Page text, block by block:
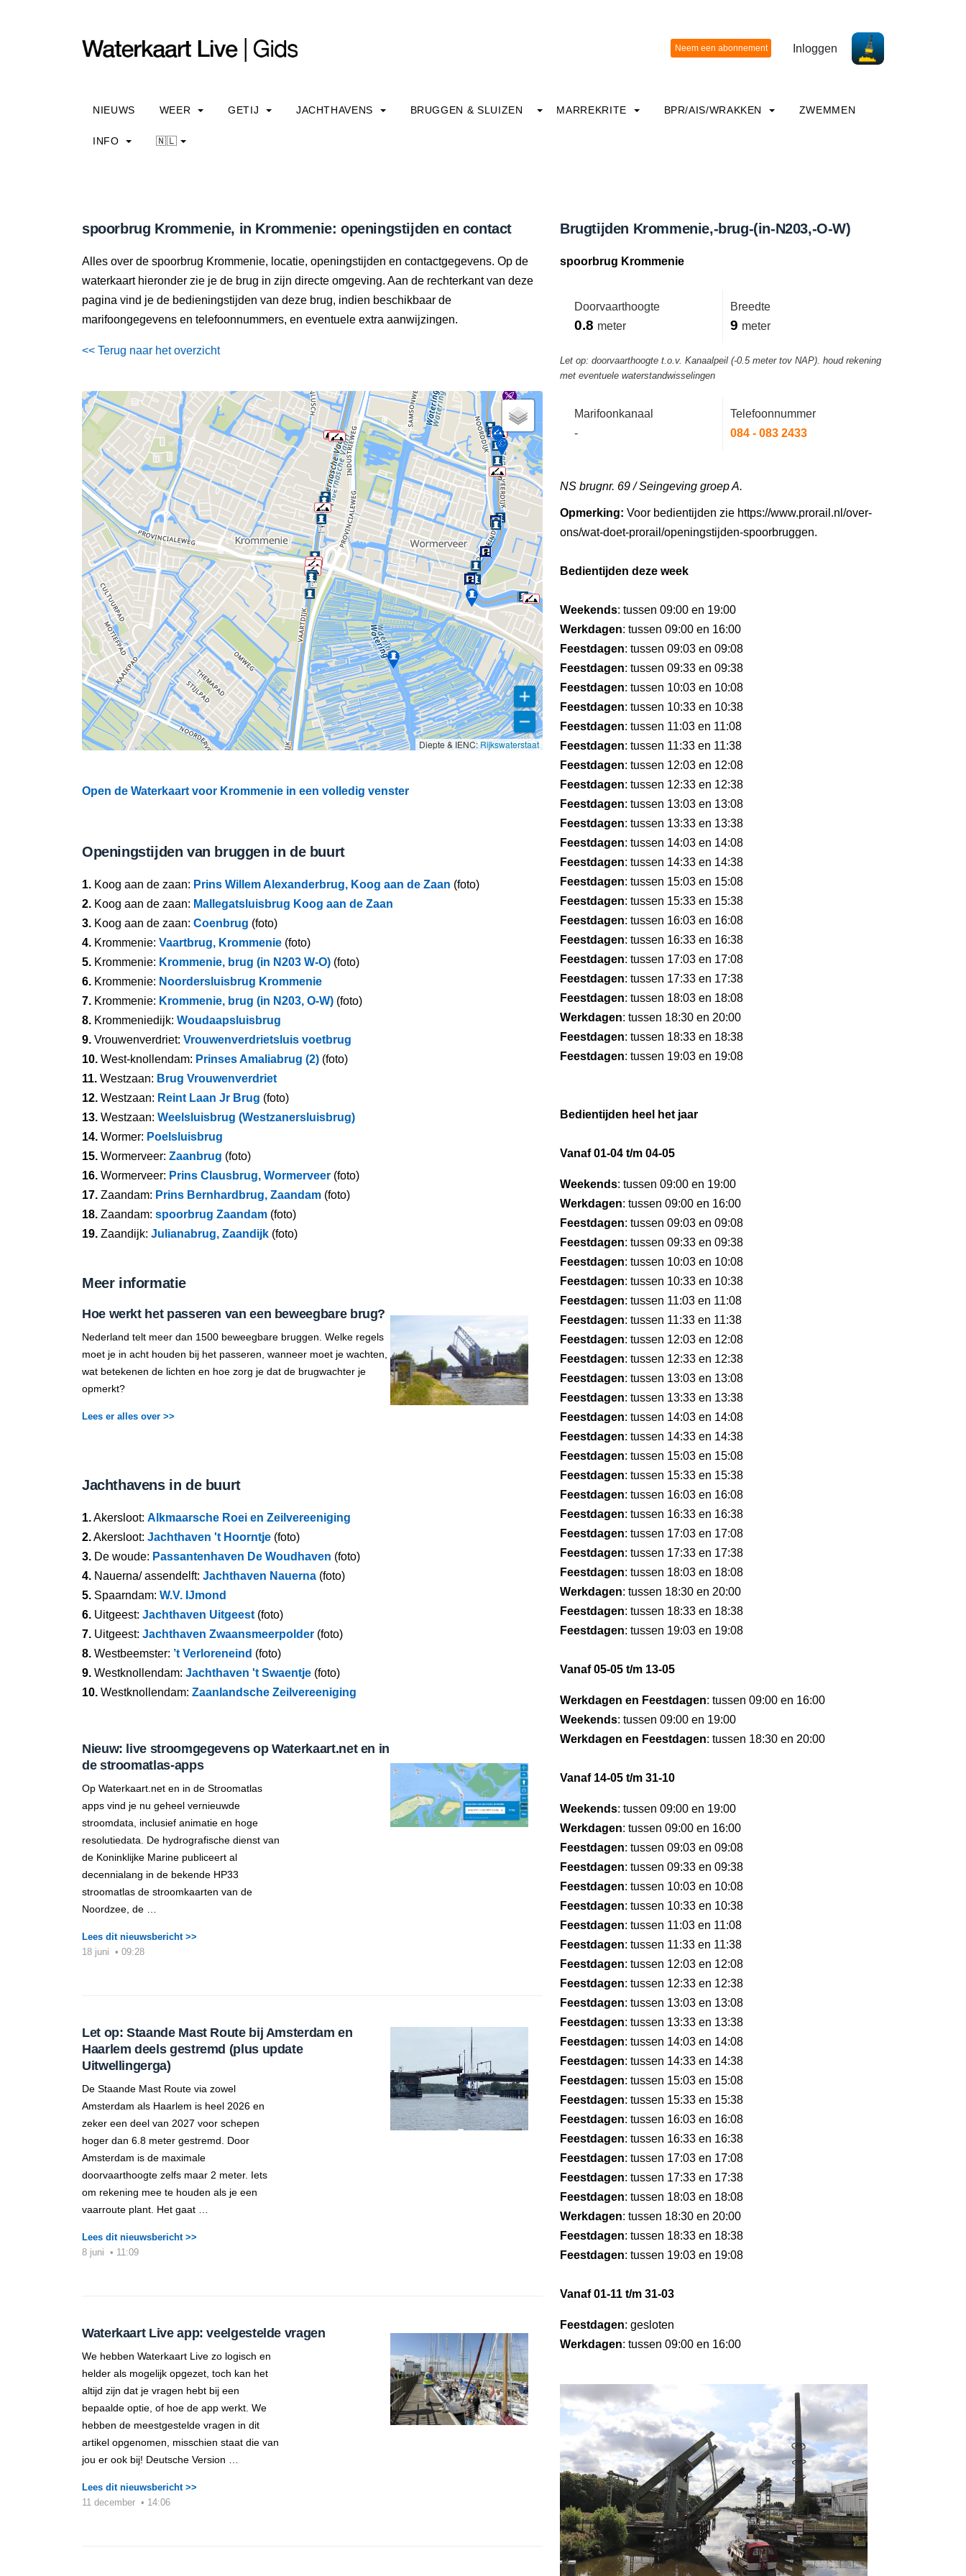
Inloggen
NIEUWS WEER GETIJ JACHTHAVENS BRUGGEN & SLUIZEN MARREKRITE BPR/AIS/WRAKKEN ZWEMMEN
INFO 🇳🇱
spoorbrug Krommenie, in Krommenie: openingstijden en contact
Alles over de spoorbrug Krommenie, locatie, openingstijden en contactgegevens. Op de
waterkaart hieronder zie je de brug in zijn directe omgeving. Aan de rechterkant van deze
pagina vind je de bedieningstijden van deze brug, indien beschikbaar de
marifoongegevens en telefoonnummers, en eventuele extra aanwijzingen.
<< Terug naar het overzicht
Diepte & IENC: Rijkswaterstaat
Open de Waterkaart voor Krommenie in een volledig venster
Openingstijden van bruggen in de buurt
1. Koog aan de zaan: Prins Willem Alexanderbrug, Koog aan de Zaan (foto)
2. Koog aan de zaan: Mallegatsluisbrug Koog aan de Zaan
3. Koog aan de zaan: Coenbrug (foto)
4. Krommenie: Vaartbrug, Krommenie (foto)
5. Krommenie: Krommenie, brug (in N203 W-O) (foto)
6. Krommenie: Noordersluisbrug Krommenie
7. Krommenie: Krommenie, brug (in N203, O-W) (foto)
8. Krommeniedijk: Woudaapsluisbrug
9. Vrouwenverdriet: Vrouwenverdrietsluis voetbrug
10. West-knollendam: Prinses Amaliabrug (2) (foto)
11. Westzaan: Brug Vrouwenverdriet
12. Westzaan: Reint Laan Jr Brug (foto)
13. Westzaan: Weelsluisbrug (Westzanersluisbrug)
14. Wormer: Poelsluisbrug
15. Wormerveer: Zaanbrug (foto)
16. Wormerveer: Prins Clausbrug, Wormerveer (foto)
17. Zaandam: Prins Bernhardbrug, Zaandam (foto)
18. Zaandam: spoorbrug Zaandam (foto)
19. Zaandijk: Julianabrug, Zaandijk (foto)
Meer informatie
Hoe werkt het passeren van een beweegbare brug?
Nederland telt meer dan 1500 beweegbare bruggen. Welke regels
moet je in acht houden bij het passeren, wanneer moet je wachten,
wat betekenen de lichten en hoe zorg je dat de brugwachter je
opmerkt?
Lees er alles over >>
Jachthavens in de buurt
1.Akersloot: Alkmaarsche Roei en Zeilvereeniging
2.Akersloot: Jachthaven 't Hoorntje (foto)
3. De woude: Passantenhaven De Woudhaven (foto)
4. Nauerna/ assendelft: Jachthaven Nauerna (foto)
5. Spaarndam: W.V. IJmond
6. Uitgeest: Jachthaven Uitgeest (foto)
7. Uitgeest: Jachthaven Zwaansmeerpolder (foto)
8. Westbeemster: ’t Verloreneind (foto)
9. Westknollendam: Jachthaven 't Swaentje (foto)
10. Westknollendam: Zaanlandsche Zeilvereeniging
Nieuw: live stroomgegevens op Waterkaart.net en in
de stroomatlas-apps
Op Waterkaart.net en in de Stroomatlas
apps vind je nu geheel vernieuwde
stroomdata, inclusief animatie en hoge
resolutiedata. De hydrografische dienst van
de Koninklijke Marine publiceert al
decennialang in de bekende HP33
stroomatlas de stroomkaarten van de
Noordzee, de …
Lees dit nieuwsbericht >>
18 juni • 09:28
Let op: Staande Mast Route bij Amsterdam en
Haarlem deels gestremd (plus update
Uitwellingerga)
De Staande Mast Route via zowel
Amsterdam als Haarlem is heel 2026 en
zeker een deel van 2027 voor schepen
hoger dan 6.8 meter gestremd. Door
Amsterdam is de maximale
doorvaarthoogte zelfs maar 2 meter. Iets
om rekening mee te houden als je een
vaarroute plant. Het gaat …
Lees dit nieuwsbericht >>
8 juni • 11:09
Waterkaart Live app: veelgestelde vragen
We hebben Waterkaart Live zo logisch en
helder als mogelijk opgezet, toch kan het
altijd zijn dat je vragen hebt bij een
bepaalde optie, of hoe de app werkt. We
hebben de meestgestelde vragen in dit
artikel opgenomen, misschien staat die van
jou er ook bij! Deutsche Version …
Lees dit nieuwsbericht >>
11 december • 14:06
Brugtijden Krommenie,-brug-(in-N203,-O-W)
spoorbrug Krommenie
Doorvaarthoogte
0.8 meter
Breedte
9 meter
Let op: doorvaarthoogte t.o.v. Kanaalpeil (-0.5 meter tov NAP). houd rekening
met eventuele waterstandwisselingen
Marifoonkanaal
-
Telefoonnummer
084 - 083 2433
NS brugnr. 69 / Seingeving groep A.
Opmerking: Voor bedientijden zie https://www.prorail.nl/over-
ons/wat-doet-prorail/openingstijden-spoorbruggen.
Bedientijden deze week
Weekends: tussen 09:00 en 19:00
Werkdagen: tussen 09:00 en 16:00
Feestdagen: tussen 09:03 en 09:08
Feestdagen: tussen 09:33 en 09:38
Feestdagen: tussen 10:03 en 10:08
Feestdagen: tussen 10:33 en 10:38
Feestdagen: tussen 11:03 en 11:08
Feestdagen: tussen 11:33 en 11:38
Feestdagen: tussen 12:03 en 12:08
Feestdagen: tussen 12:33 en 12:38
Feestdagen: tussen 13:03 en 13:08
Feestdagen: tussen 13:33 en 13:38
Feestdagen: tussen 14:03 en 14:08
Feestdagen: tussen 14:33 en 14:38
Feestdagen: tussen 15:03 en 15:08
Feestdagen: tussen 15:33 en 15:38
Feestdagen: tussen 16:03 en 16:08
Feestdagen: tussen 16:33 en 16:38
Feestdagen: tussen 17:03 en 17:08
Feestdagen: tussen 17:33 en 17:38
Feestdagen: tussen 18:03 en 18:08
Werkdagen: tussen 18:30 en 20:00
Feestdagen: tussen 18:33 en 18:38
Feestdagen: tussen 19:03 en 19:08
Bedientijden heel het jaar
Vanaf 01-04 t/m 04-05
Weekends: tussen 09:00 en 19:00
Werkdagen: tussen 09:00 en 16:00
Feestdagen: tussen 09:03 en 09:08
Feestdagen: tussen 09:33 en 09:38
Feestdagen: tussen 10:03 en 10:08
Feestdagen: tussen 10:33 en 10:38
Feestdagen: tussen 11:03 en 11:08
Feestdagen: tussen 11:33 en 11:38
Feestdagen: tussen 12:03 en 12:08
Feestdagen: tussen 12:33 en 12:38
Feestdagen: tussen 13:03 en 13:08
Feestdagen: tussen 13:33 en 13:38
Feestdagen: tussen 14:03 en 14:08
Feestdagen: tussen 14:33 en 14:38
Feestdagen: tussen 15:03 en 15:08
Feestdagen: tussen 15:33 en 15:38
Feestdagen: tussen 16:03 en 16:08
Feestdagen: tussen 16:33 en 16:38
Feestdagen: tussen 17:03 en 17:08
Feestdagen: tussen 17:33 en 17:38
Feestdagen: tussen 18:03 en 18:08
Werkdagen: tussen 18:30 en 20:00
Feestdagen: tussen 18:33 en 18:38
Feestdagen: tussen 19:03 en 19:08
Vanaf 05-05 t/m 13-05
Werkdagen en Feestdagen: tussen 09:00 en 16:00
Weekends: tussen 09:00 en 19:00
Werkdagen en Feestdagen: tussen 18:30 en 20:00
Vanaf 14-05 t/m 31-10
Weekends: tussen 09:00 en 19:00
Werkdagen: tussen 09:00 en 16:00
Feestdagen: tussen 09:03 en 09:08
Feestdagen: tussen 09:33 en 09:38
Feestdagen: tussen 10:03 en 10:08
Feestdagen: tussen 10:33 en 10:38
Feestdagen: tussen 11:03 en 11:08
Feestdagen: tussen 11:33 en 11:38
Feestdagen: tussen 12:03 en 12:08
Feestdagen: tussen 12:33 en 12:38
Feestdagen: tussen 13:03 en 13:08
Feestdagen: tussen 13:33 en 13:38
Feestdagen: tussen 14:03 en 14:08
Feestdagen: tussen 14:33 en 14:38
Feestdagen: tussen 15:03 en 15:08
Feestdagen: tussen 15:33 en 15:38
Feestdagen: tussen 16:03 en 16:08
Feestdagen: tussen 16:33 en 16:38
Feestdagen: tussen 17:03 en 17:08
Feestdagen: tussen 17:33 en 17:38
Feestdagen: tussen 18:03 en 18:08
Werkdagen: tussen 18:30 en 20:00
Feestdagen: tussen 18:33 en 18:38
Feestdagen: tussen 19:03 en 19:08
Vanaf 01-11 t/m 31-03
Feestdagen: gesloten
Werkdagen: tussen 09:00 en 16:00